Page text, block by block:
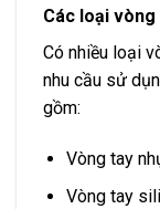
Các loại
Có nhiều loại
nhu cầu sử
gồm:
Vòng tay
Vòng tay